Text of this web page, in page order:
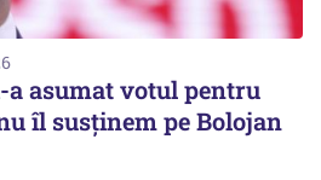
a asumat votul pentru
îl susținem pe Bolojan